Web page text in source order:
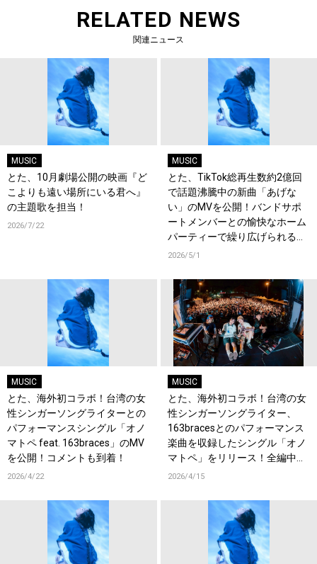
RELATED NEWS
関連ニュース
MUSIC
とた、10月劇場公開の映画『ど
こよりも遠い場所にいる君へ』
の主題歌を担当！
2026/7/22
MUSIC
とた、TikTok総再生数約2億回
で話題沸騰中の新曲「あげな
い」のMVを公開！バンドサポ
ートメンバーとの愉快なホーム
パーティーで繰り広げられるパ
フォーマンス映像に注目！
2026/5/1
MUSIC
とた、海外初コラボ！台湾の女
性シンガーソングライターとの
パフォーマンスシングル「オノ
マトペ feat. 163braces」のMV
を公開！コメントも到着！
2026/4/22
MUSIC
とた、海外初コラボ！台湾の女
性シンガーソングライター、
163bracesとのパフォーマンス
楽曲を収録したシングル「オノ
マトペ」をリリース！全編中国
語詞にも初チャレンジ！コメン
2026/4/15